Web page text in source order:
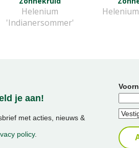
Helenium
'Indianersommer'
je aan!
met acties, nieuws &
policy.